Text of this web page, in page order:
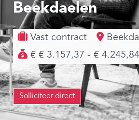
Beekdaelen
Vast contract
€ € 3.157,37 - €
Solliciteer direct